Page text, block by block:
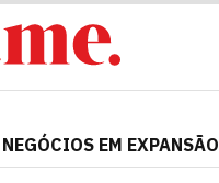
NEGÓCIOS EM EXPANSÃO